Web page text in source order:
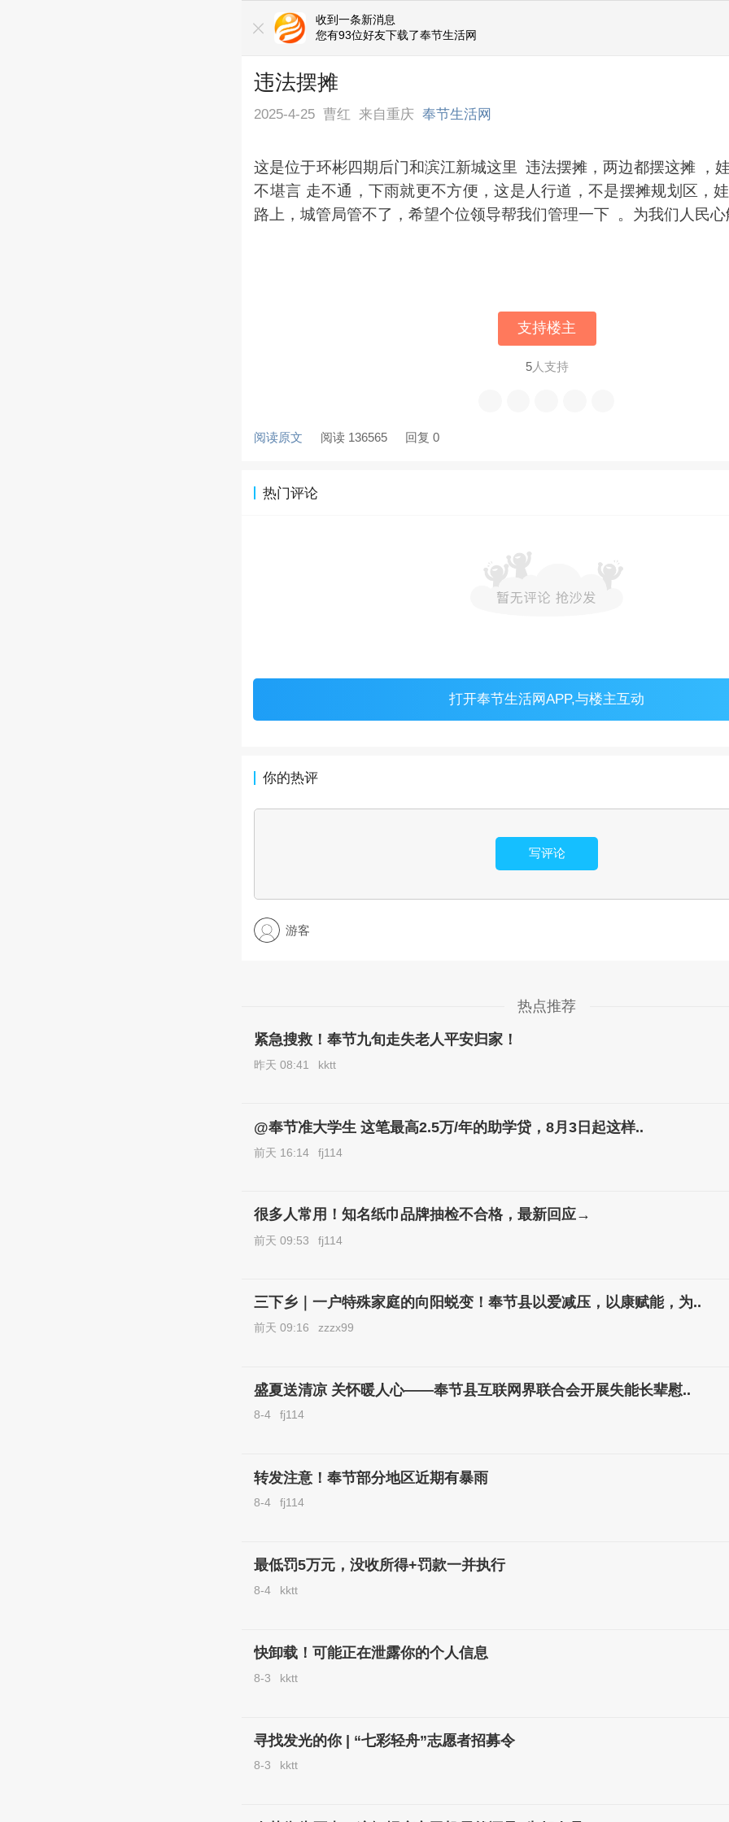
收到一条新消息
您有93位好友下载了奉节生活网
违法摆摊
2025-4-25 曹红 来自重庆 奉节生活网
这是位于环彬四期后门和滨江新城这里 违法摆摊，两边都摆这摊 ，
不堪言 走不通，下雨就更不方便，这是人行道，不是摆摊规划区，
路上，城管局管不了，希望个位领导帮我们管理一下 。为我们人民
支持楼主
5人支持
阅读原文 阅读 136565 回复 0
热门评论
打开奉节生活网APP,与楼主互动
你的热评
写评论
游客
热点推荐
紧急搜救！奉节九旬走失老人平安归家！
昨天 08:41 kktt
@奉节准大学生 这笔最高2.5万/年的助学贷，8月3日起这样..
前天 16:14 fj114
很多人常用！知名纸巾品牌抽检不合格，最新回应→
前天 09:53 fj114
三下乡｜一户特殊家庭的向阳蜕变！奉节县以爱减压，以康赋能，为..
前天 09:16 zzzx99
盛夏送清凉 关怀暖人心——奉节县互联网界联合会开展失能长辈慰..
8-4 fj114
转发注意！奉节部分地区近期有暴雨
8-4 fj114
最低罚5万元，没收所得+罚款一并执行
8-4 kktt
快卸载！可能正在泄露你的个人信息
8-3 kktt
寻找发光的你 | “七彩轻舟”志愿者招募令
8-3 kktt